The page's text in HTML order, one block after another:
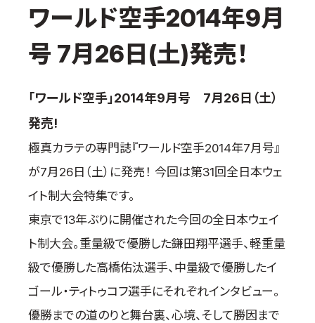
大山倍達総裁 紹介
松井章奎館長 紹介
極真の歴史
極真会館の概要
各委員会紹介
国際空手道連盟について
お知らせ
本部からのお知らせ
支部からのお知らせ
公式大会
公式記録
試合規則
ワールド空手2014年9月
号 7月26日(土)発売！
「ワールド空手」2014年9月号 7月26日（土）
発売!
極真カラテの専門誌『ワールド空手2014年7月号』
が7月26日（土）に発売！ 今回は第31回全日本ウェ
イト制大会特集です。
東京で13年ぶりに開催された今回の全日本ウェイ
ト制大会。重量級で優勝した鎌田翔平選手、軽重量
級で優勝した高橋佑汰選手、中量級で優勝したイ
ゴール・ティトゥコフ選手にそれぞれインタビュー。
優勝までの道のりと舞台裏、心境、そして勝因まで